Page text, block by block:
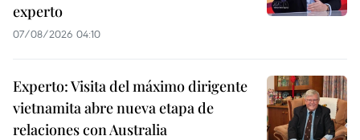
experto
07/08/2026 04:10
Experto: Visita del máximo dirigente
vietnamita abre nueva etapa de
relaciones con Australia